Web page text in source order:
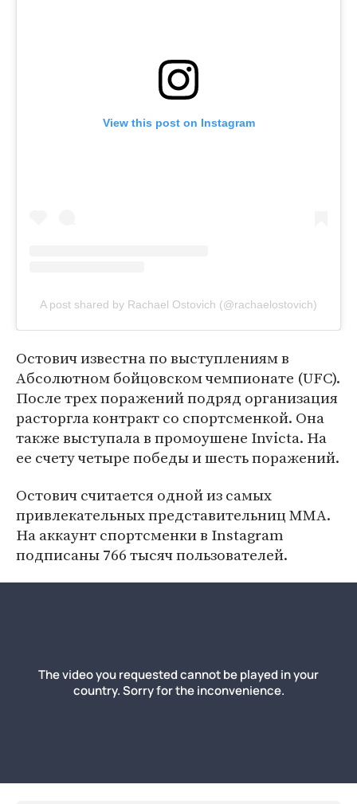
View this post on Instagram
A post shared by Rachael Ostovich (@rachaelostovich)
Остович известна по выступлениям в
Абсолютном бойцовском чемпионате (UFC).
После трех поражений подряд организация
расторгла контракт со спортсменкой. Она
также выступала в промоушене Invicta. На
ее счету четыре победы и шесть поражений.
Остович считается одной из самых
привлекательных представительниц MMA.
На аккаунт спортсменки в Instagram
подписаны 766 тысяч пользователей.